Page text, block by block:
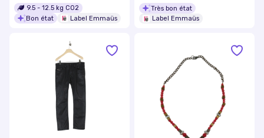
9.5 - 12.5 kg CO2
Bon état
Label Emmaüs
Très bon état
Label Emmaüs